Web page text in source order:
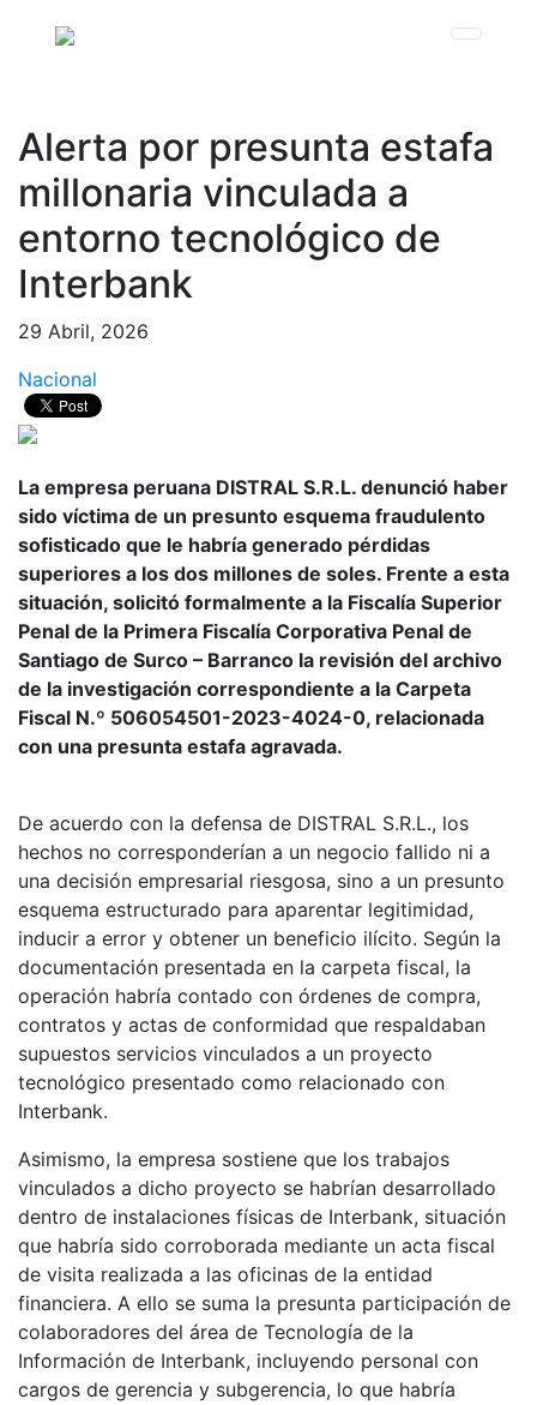
Alerta por presunta estafa
millonaria vinculada a
entorno tecnológico de
Interbank
29 Abril, 2026
Nacional
La empresa peruana DISTRAL S.R.L. denunció haber
sido víctima de un presunto esquema fraudulento
sofisticado que le habría generado pérdidas
superiores a los dos millones de soles. Frente a esta
situación, solicitó formalmente a la Fiscalía Superior
Penal de la Primera Fiscalía Corporativa Penal de
Santiago de Surco – Barranco la revisión del archivo
de la investigación correspondiente a la Carpeta
Fiscal N.º 506054501-2023-4024-0, relacionada
con una presunta estafa agravada.
De acuerdo con la defensa de DISTRAL S.R.L., los
hechos no corresponderían a un negocio fallido ni a
una decisión empresarial riesgosa, sino a un presunto
esquema estructurado para aparentar legitimidad,
inducir a error y obtener un beneficio ilícito. Según la
documentación presentada en la carpeta fiscal, la
operación habría contado con órdenes de compra,
contratos y actas de conformidad que respaldaban
supuestos servicios vinculados a un proyecto
tecnológico presentado como relacionado con
Interbank.
Asimismo, la empresa sostiene que los trabajos
vinculados a dicho proyecto se habrían desarrollado
dentro de instalaciones físicas de Interbank, situación
que habría sido corroborada mediante un acta fiscal
de visita realizada a las oficinas de la entidad
financiera. A ello se suma la presunta participación de
colaboradores del área de Tecnología de la
Información de Interbank, incluyendo personal con
cargos de gerencia y subgerencia, lo que habría